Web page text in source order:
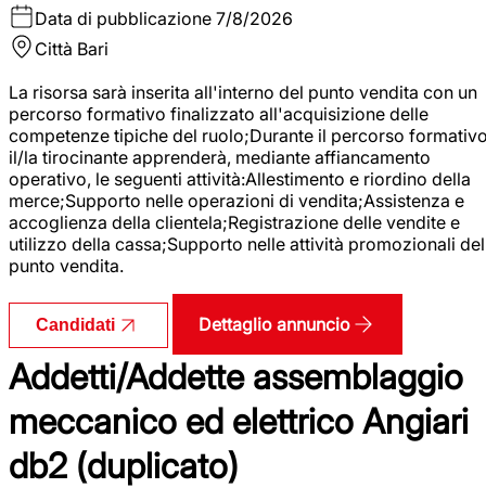
Data di pubblicazione 7/8/2026
Città Bari
La risorsa sarà inserita all'interno del punto vendita con un
percorso formativo finalizzato all'acquisizione delle
competenze tipiche del ruolo;Durante il percorso
il/la tirocinante apprenderà, mediante affiancamento
operativo, le seguenti attività:Allestimento e riordino della
merce;Supporto nelle operazioni di vendita;Assistenza e
accoglienza della clientela;Registrazione delle vendite e
utilizzo della cassa;Supporto nelle attività promozionali del
punto vendita.
Candidati Dettaglio annuncio
Addetti/Addette assemblaggio
meccanico ed elettrico Angiari
db2 (duplicato)